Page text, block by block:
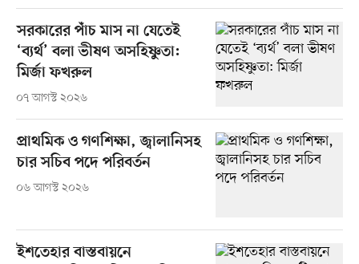
সরকারের পাঁচ মাস না যেতেই
‘ব্যর্থ’ বলা ভীষণ অসহিষ্ণুতা:
মির্জা ফখরুল
০৭ আগস্ট ২০২৬
প্রাথমিক ও গণশিক্ষা, জ্বালানিসহ
চার সচিব পদে পরিবর্তন
০৬ আগস্ট ২০২৬
ইশতেহার বাস্তবায়নে